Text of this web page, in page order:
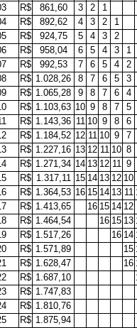
R$ 861,60 3 2
1
R$ 892,62 4 3 2
1
R$ 924,75 5 4 3
2
R$ 958,04 6 5 4 3
1
R$ 992,53 7 6 5 4 2
R$ 1.028,26 8 7 6 5 3
R$ 1.065,28 9 8 7 6 4
R$ 1.103,63 10 9 8 7 5
R$ 1.143,36 11 10 9 8 6
R$ 1.184,52 12 11 10 9 7
R$ 1.227,16 13 12 11 10 8
R$ 1.271,34 14 13 12 11 9
R$ 1.317,11 15 14 13 12 10
R$ 1.364,53 16 15 14 13 11
R$ 1.413,65 16 15 14 12
R$ 1.464,54 16 15 13
R$ 1.517,26 16 14
R$ 1.571,89 15
R$ 1.628,47 16
R$ 1.687,10
R$ 1.747,83
R$ 1.810,76
R$ 1.875,94